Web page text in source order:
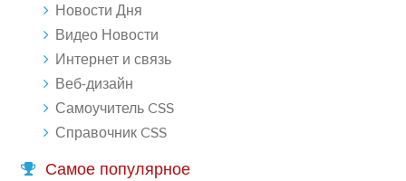
Новости Дня
Видео Новости
Интернет и связь
Веб-дизайн
Самоучитель CSS
Справочник CSS
Самое популярное